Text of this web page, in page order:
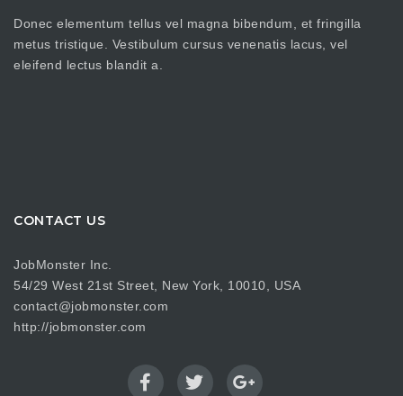
Donec elementum tellus vel magna bibendum, et fringilla
metus tristique. Vestibulum cursus venenatis lacus, vel
eleifend lectus blandit a.
CONTACT US
JobMonster Inc.
54/29 West 21st Street, New York, 10010, USA
contact@jobmonster.com
http://jobmonster.com